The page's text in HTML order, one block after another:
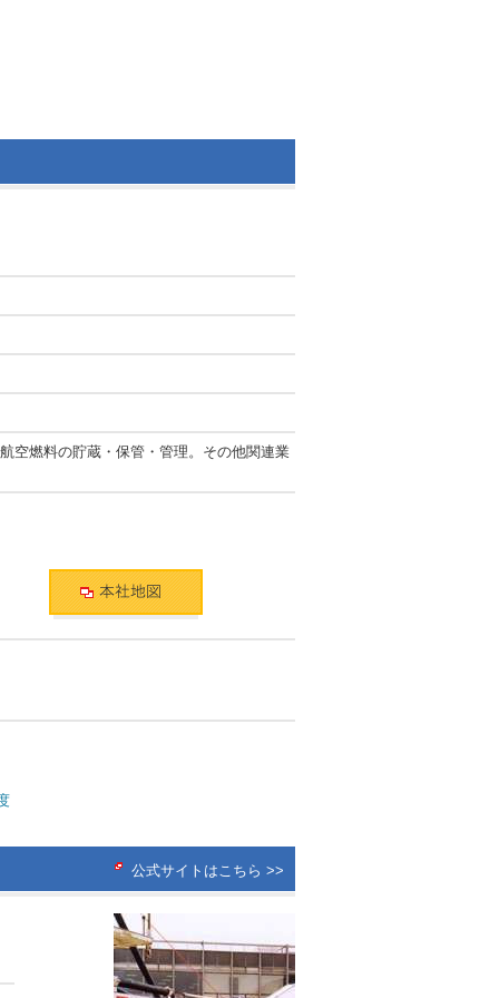
空燃料の貯蔵・保管・管理。その他関連業
公式サイトはこちら >>